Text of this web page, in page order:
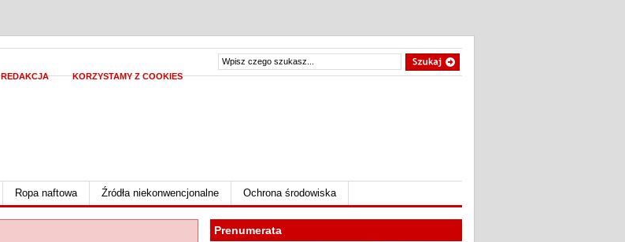
REDAKCJA KORZYSTAMY Z COOKIES
Ropa naftowa Źródła niekonwencjonalne Ochrona środowiska
Prenumerata